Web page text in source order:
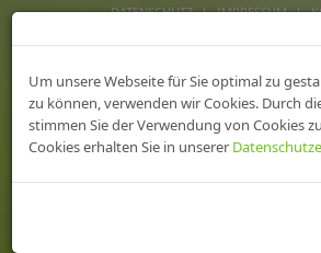
DATENSCHUTZ IMPRESSUM
heilWESEN
Das Beste aus zwei
Um unsere Webseite für Sie optimal zu
zu können, verwenden wir Cookies. Durch
stimmen Sie der Verwendung von Cookies
Cookies erhalten Sie in unserer